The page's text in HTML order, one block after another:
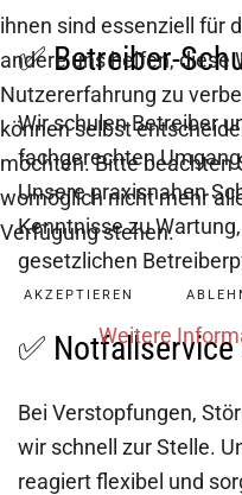
✅ Betreiber-
Wir schulen Betreiber
fachgerechten
Unsere praxisnahen
Kenntnisse zu
gesetzlichen
✅
Bei Verstopfungen,
wir schnell zur Stelle.
reagiert flexibel und
ihnen sind essenziell für
andere uns helfen, diese
Nutzererfahrung zu
können selbst
möchten. Bitte beachten
womöglich nicht mehr
Verfügung stehen.
AKZEPTIEREN
Weitere